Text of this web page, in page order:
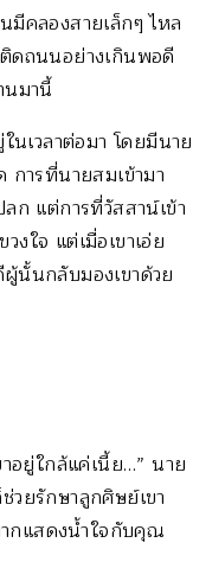
คลองสายเล็กๆ ไหล
ดถนนอย่างเกินพอดี
นมานี้
นเวลาต่อมา โดยมีนาย
การที่นายสมเข้ามา
ก แต่การที่วัสสาน์เข้า
ใจ แต่เมื่อเขาเอ่ย
นั้นกลับมองเขาด้วย
อยู่ใกล้แค่เนี้ย…” นาย
วยรักษาลูกศิษย์เขา
ากแสดงน้ำใจกับคุณ